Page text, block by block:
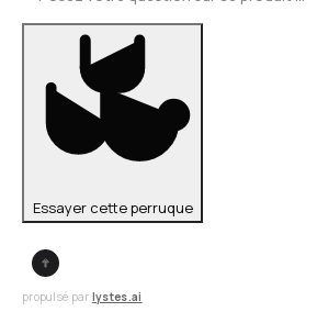
Essayer cette perruque
propulsé par lystes.ai